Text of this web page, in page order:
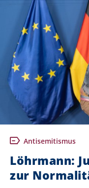
Antisemitismus
Löhrmann:
zur